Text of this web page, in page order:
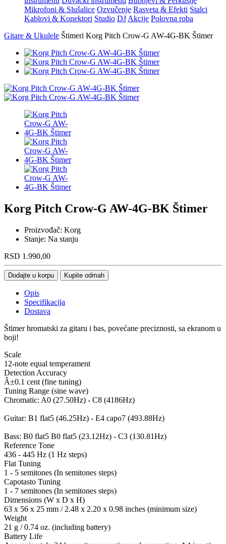
Mikrofoni & Slušalice Ozvučenje Rasveta & Efekti Stalci
Kablovi & Konektori Studio DJ Akcije Polovna roba
Gitare & Ukulele Štimeri Korg Pitch Crow-G AW-4G-BK Štimer
Korg Pitch Crow-G AW-4G-BK Štimer
Proizvođač: Korg
Stanje: Na stanju
RSD 1.990,00
Dodajte u korpu Kupite odmah
Opis
Specifikacija
Dostava
Štimer hromatski za gitaru i bas, povećane preciznosti, sa ekranom u
boji!
Scale
12-note equal temperament
Detection Accuracy
Â±0.1 cent (fine tuning)
Tuning Range (sine wave)
Chromatic: A0 (27.50Hz) - C8 (4186Hz)
Guitar: B1 flat5 (46.25Hz) - E4 capo7 (493.88Hz)
Bass: B0 flat5 B0 flat5 (23.12Hz) - C3 (130.81Hz)
Reference Tone
436 - 445 Hz (1 Hz steps)
Flat Tuning
1 - 5 semitones (In semitones steps)
Capotasto Tuning
1 - 7 semitones (In semitones steps)
Dimensions (W x D x H)
63 x 56 x 25 mm / 2.48 x 2.20 x 0.98 inches (minimum size)
Weight
21 g / 0.74 oz. (including battery)
Battery Life